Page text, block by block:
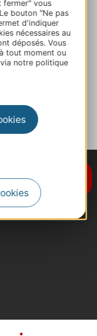
fermer" vous
bouton "Ne pas
d'indiquer
nécessaires au
déposés. Vous
tout moment ou
notre politique
de noticias